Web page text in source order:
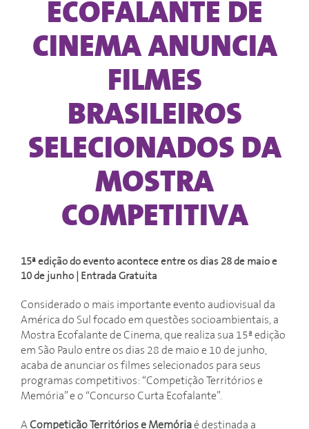
ECOFALANTE DE
CINEMA ANUNCIA
FILMES
BRASILEIROS
SELECIONADOS DA
MOSTRA
COMPETITIVA
15ª edição do evento acontece entre os dias 28 de maio e
10 de junho | Entrada Gratuita
Considerado o mais importante evento audiovisual da
América do Sul focado em questões socioambientais, a
Mostra Ecofalante de Cinema, que realiza sua 15ª edição
em São Paulo entre os dias 28 de maio e 10 de junho,
acaba de anunciar os filmes selecionados para seus
programas competitivos: “Competição Territórios e
Memória” e o “Concurso Curta Ecofalante”.
A Competição Territórios e Memóriaé destinada a